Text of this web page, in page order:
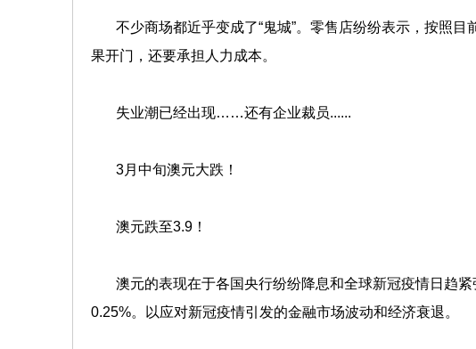
不少商场都近乎变成了“鬼城”。零售店纷纷表示，按照目
果开门，还要承担人力成本。
失业潮已经出现……还有企业裁员......
3月中旬澳元大跌！
澳元跌至3.9！
澳元的表现在于各国央行纷纷降息和全球新冠疫情日趋紧
0.25%。以应对新冠疫情引发的金融市场波动和经济衰退。